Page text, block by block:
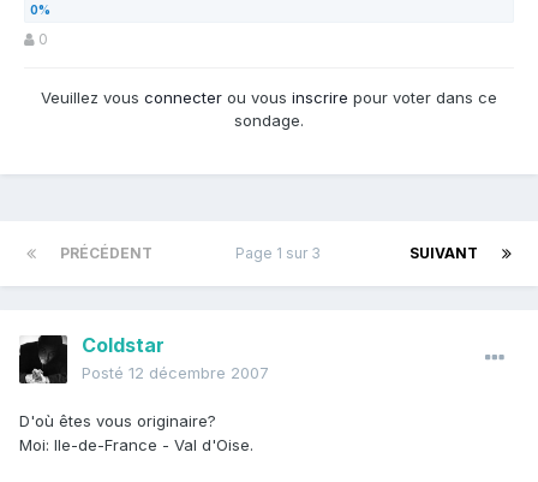
0
Veuillez vous connecter ou vous inscrire pour voter dans ce
sondage.
PRÉCÉDENT SUIVANT
Page 1 sur 3
Coldstar
Posté 12 décembre 2007
D'où êtes vous originaire?
Moi: Ile-de-France - Val d'Oise.